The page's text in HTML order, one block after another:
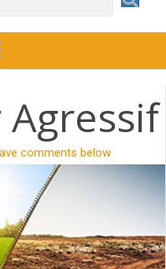
comments below